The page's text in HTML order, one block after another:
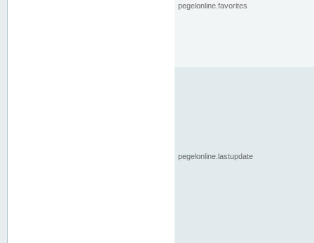
pegelonline.favorites
pegelonline.lastupdate